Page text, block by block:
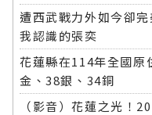
遭西武戰力外如今卻
我認識的張奕
花蓮縣在114年全國原
金、38銀、34銅
（影音）花蓮之光！